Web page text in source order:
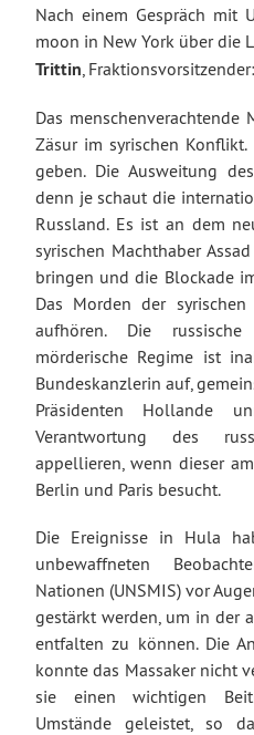
Nach einem Gespräch mit
moon in New York über die
Trittin , Fraktionsvorsitzender:
Das
Zäsur im syrischen
geben. Die Ausweitung
denn je schaut die
Russland. Es ist an dem
syrischen Machthaber
bringen und die Blockade
Das Morden der
aufhören. Die
mörderische Regime ist
Bundeskanzlerin auf,
Präsidenten Hollande
Verantwortung des
appellieren, wenn dieser
Berlin und Paris besucht.
Die Ereignisse in Hula
unbewaffneten
Nationen (UNSMIS) vor
gestärkt werden, um in der
entfalten zu können. Die
konnte das Massaker nicht
sie einen wichtigen
Umstände geleistet, so